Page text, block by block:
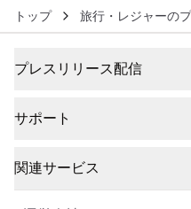
トップ 旅行・レジャーの
プレスリリース配信
サポート
関連サービス